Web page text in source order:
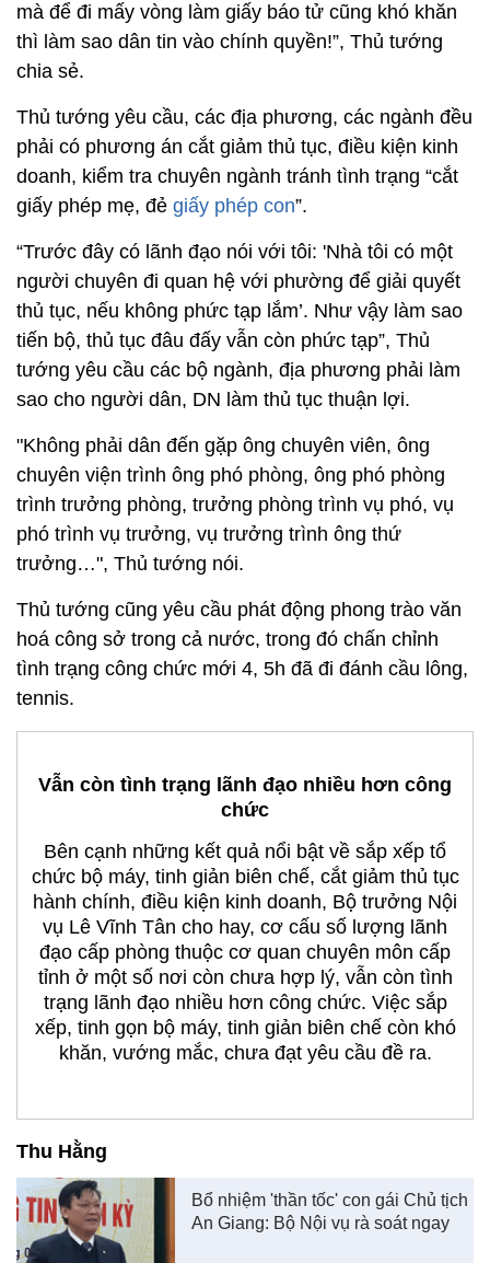
mà để đi mấy vòng làm giấy báo tử cũng khó khăn
thì làm sao dân tin vào chính quyền!”, Thủ tướng
chia sẻ.
Thủ tướng yêu cầu, các địa phương, các ngành đều
phải có phương án cắt giảm thủ tục, điều kiện kinh
doanh, kiểm tra chuyên ngành tránh tình trạng “cắt
giấy phép mẹ, đẻ giấy phép con”.
“Trước đây có lãnh đạo nói với tôi: 'Nhà tôi có một
người chuyên đi quan hệ với phường để giải quyết
thủ tục, nếu không phức tạp lắm’. Như vậy làm sao
tiến bộ, thủ tục đâu đấy vẫn còn phức tạp”, Thủ
tướng yêu cầu các bộ ngành, địa phương phải làm
sao cho người dân, DN làm thủ tục thuận lợi.
"Không phải dân đến gặp ông chuyên viên, ông
chuyên viện trình ông phó phòng, ông phó phòng
trình trưởng phòng, trưởng phòng trình vụ phó, vụ
phó trình vụ trưởng, vụ trưởng trình ông thứ
trưởng…", Thủ tướng nói.
Thủ tướng cũng yêu cầu phát động phong trào văn
hoá công sở trong cả nước, trong đó chấn chỉnh
tình trạng công chức mới 4, 5h đã đi đánh cầu lông,
tennis.
Vẫn còn tình trạng lãnh đạo nhiều hơn công
chức
Bên cạnh những kết quả nổi bật về sắp xếp tổ
chức bộ máy, tinh giản biên chế, cắt giảm thủ tục
hành chính, điều kiện kinh doanh, Bộ trưởng Nội
vụ Lê Vĩnh Tân cho hay, cơ cấu số lượng lãnh
đạo cấp phòng thuộc cơ quan chuyên môn cấp
tỉnh ở một số nơi còn chưa hợp lý, vẫn còn tình
trạng lãnh đạo nhiều hơn công chức. Việc sắp
xếp, tinh gọn bộ máy, tinh giản biên chế còn khó
khăn, vướng mắc, chưa đạt yêu cầu đề ra.
Thu Hằng
Bổ nhiệm 'thần tốc' con gái Chủ tịch
An Giang: Bộ Nội vụ rà soát ngay